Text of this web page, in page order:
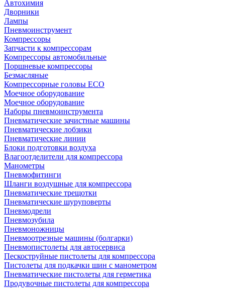
Автохимия
Дворники
Лампы
Пневмоинструмент
Компрессоры
Запчасти к компрессорам
Компрессоры автомобильные
Поршневые компрессоры
Безмасляные
Компрессорные головы ECO
Моечное оборудование
Моечное оборудование
Наборы пневмоинструмента
Пневматические зачистные машины
Пневматические лобзики
Пневматические линии
Блоки подготовки воздуха
Влагоотделители для компрессора
Манометры
Пневмофитинги
Шланги воздушные для компрессора
Пневматические трещотки
Пневматические шуруповерты
Пневмодрели
Пневмозубила
Пневмоножницы
Пневмоотрезные машины (болгарки)
Пневмопистолеты для автосервиса
Пескоструйные пистолеты для компрессора
Пистолеты для подкачки шин с манометром
Пневматические пистолеты для герметика
Продувочные пистолеты для компрессора